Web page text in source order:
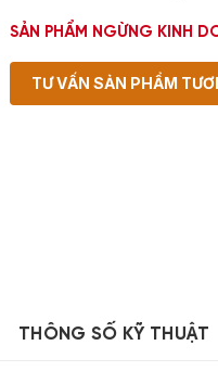
SẢN PHẨM NGỪNG KINH
TƯ VẤN SẢN PHẨM
THÔNG SỐ KỸ THUẬT